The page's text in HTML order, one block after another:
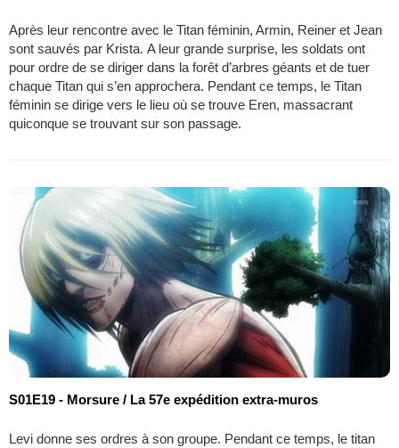
Après leur rencontre avec le Titan féminin, Armin, Reiner et Jean
sont sauvés par Krista. A leur grande surprise, les soldats ont
pour ordre de se diriger dans la forêt d’arbres géants et de tuer
chaque Titan qui s’en approchera. Pendant ce temps, le Titan
féminin se dirige vers le lieu où se trouve Eren, massacrant
quiconque se trouvant sur son passage.
S01E19 - Morsure / La 57e expédition extra-muros
Levi donne ses ordres à son groupe. Pendant ce temps, le titan